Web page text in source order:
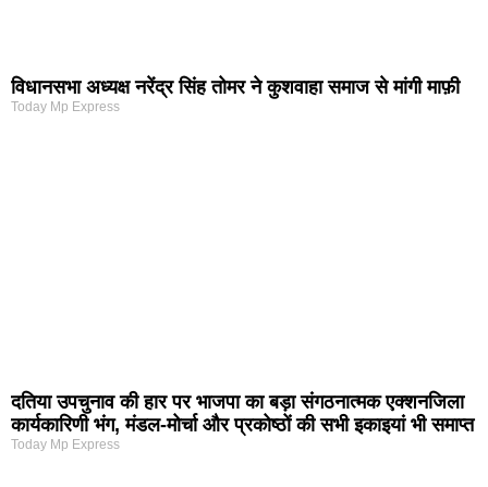
विधानसभा अध्यक्ष नरेंद्र सिंह तोमर ने कुशवाहा समाज से मांगी माफ़ी
Today Mp Express
दतिया उपचुनाव की हार पर भाजपा का बड़ा संगठनात्मक एक्शनजिला
कार्यकारिणी भंग, मंडल-मोर्चा और प्रकोष्ठों की सभी इकाइयां भी समाप्त
Today Mp Express